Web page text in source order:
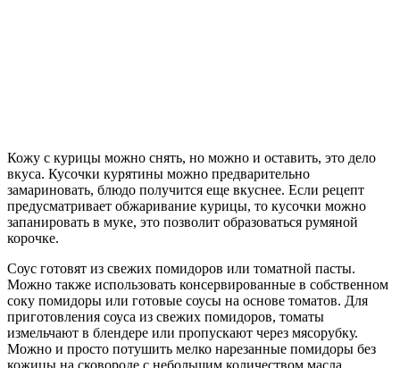
Кожу с курицы можно снять, но можно и оставить, это дело
вкуса. Кусочки курятины можно предварительно
замариновать, блюдо получится еще вкуснее. Если рецепт
предусматривает обжаривание курицы, то кусочки можно
запанировать в муке, это позволит образоваться румяной
корочке.
Соус готовят из свежих помидоров или томатной пасты.
Можно также использовать консервированные в собственном
соку помидоры или готовые соусы на основе томатов. Для
приготовления соуса из свежих помидоров, томаты
измельчают в блендере или пропускают через мясорубку.
Можно и просто потушить мелко нарезанные помидоры без
кожицы на сковороде с небольшим количеством масла.